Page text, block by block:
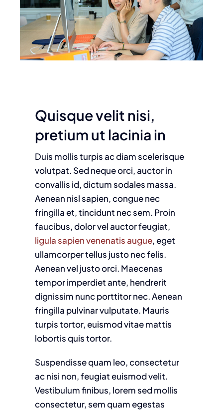
Quisque velit nisi,
pretium ut lacinia in
Duis mollis turpis ac diam scelerisque
volutpat. Sed neque orci, auctor in
convallis id, dictum sodales massa.
Aenean nisl sapien, congue nec
fringilla et, tincidunt nec sem. Proin
faucibus, dolor vel auctor feugiat,
ligula sapien venenatis augue, eget
ullamcorper tellus justo nec felis.
Aenean vel justo orci. Maecenas
tempor imperdiet ante, hendrerit
dignissim nunc porttitor nec. Aenean
fringilla pulvinar vulputate. Mauris
turpis tortor, euismod vitae mattis
lobortis quis tortor.
Suspendisse quam leo, consectetur
ac nisi non, feugiat euismod velit.
Vestibulum finibus, lorem sed mollis
consectetur, sem quam egestas